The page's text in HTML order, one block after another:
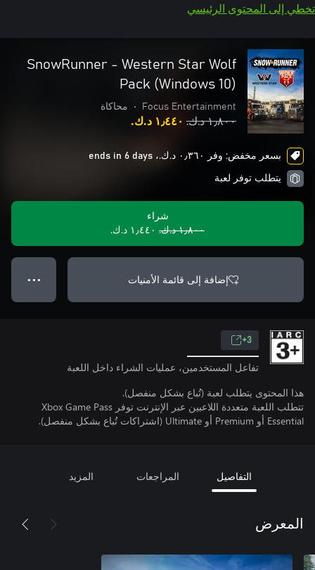
تخطي إلى المحتوى الرئيسي
SnowRunner - Western Star Wolf
Pack (Windows 10)
Focus Entertainment
• محاكاة
١٫٨٠٠ د.ك.‏ ١٫٤٤٠ د.ك.‏
بسعر مخفض: وفر ٠٫٣٦٠ د.ك.‏، ends in 6 days
يتطلب توفر لعبة
شراء
١٫٨٠٠ د.ك.‏
١٫٤٤٠ د.ك.‏
إضافة إلى قائمة الأمنيات ● ● ●
3+
تفاعل المستخدمين، عمليات الشراء داخل اللعبة
هذا المحتوى يتطلب لعبة (تُباع بشكل منفصل).
تتطلب اللعبة متعددة اللاعبين عبر الإنترنت توفر Xbox Game Pass
Essential أو Premium أو Ultimate (اشتراكات تُباع بشكل منفصل).
التفاصيل المراجعات المزيد
المعرض